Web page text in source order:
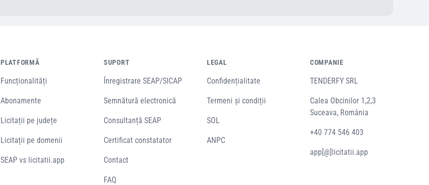
PLATFORMĂ
Funcționalități
Abonamente
Licitații pe județe
Licitații pe domenii
SEAP vs licitatii.app
SUPORT
Înregistrare SEAP/SICAP
Semnătură electronică
Consultanță SEAP
Certificat constatator
Contact
FAQ
LEGAL
Confidențialitate
Termeni și condiții
SOL
ANPC
COMPANIE
TENDERFY SRL
Calea Obcinilor 1,2,3
Suceava, România
+40 774 546 403
app[@]licitatii.app